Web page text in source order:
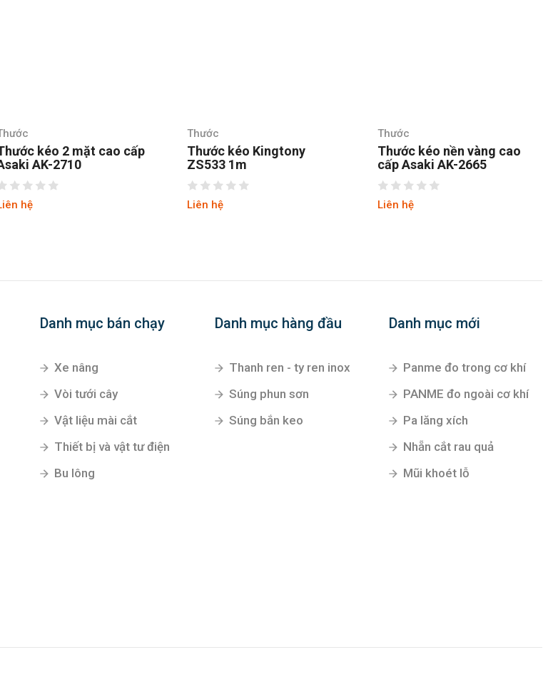
Thước
Thước kéo Kingtony
ZS533 1m
Liên hệ
Thước
Thước kéo nền vàng cao
cấp Asaki AK-2665
Liên hệ
Thước
Thước kéo nền vàng cao
cấp Asaki AK-2666
Liên hệ
Danh mục bán chạy
Xe nâng
Vòi tưới cây
Vật liệu mài cắt
Thiết bị và vật tư điện
Bu lông
Danh mục hàng đầu
Thanh ren - ty ren inox
Súng phun sơn
Súng bắn keo
Danh mục mới
Panme đo trong cơ khí
PANME đo ngoài cơ khí
Pa lăng xích
Nhẵn cắt rau quả
Mũi khoét lỗ